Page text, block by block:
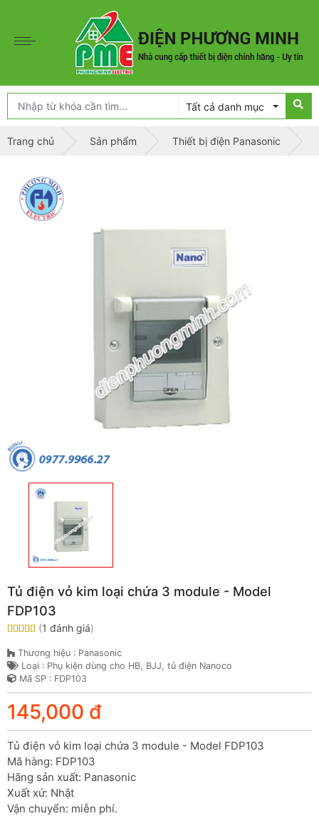
Tất cả danh mục
Trang chủ Sản phẩm Thiết bị điện Panasonic
Tủ điện vỏ kim loại chứa 3 module - Model
FDP103
(1 đánh giá)
Thương hiệu : Panasonic
Loại : Phụ kiện dùng cho HB, BJJ, tủ điện Nanoco
Mã SP : FDP103
145,000 đ
Tủ điện vỏ kim loại chứa 3 module - Model FDP103
Mã hàng: FDP103
Hãng sản xuất: Panasonic
Xuất xứ: Nhật
Vận chuyển: miễn phí.